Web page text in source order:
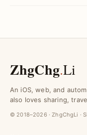
ZhgChg.Li
An iOS, web, and
also loves sharing,
© 2018–2026 · ZhgChgLi ·